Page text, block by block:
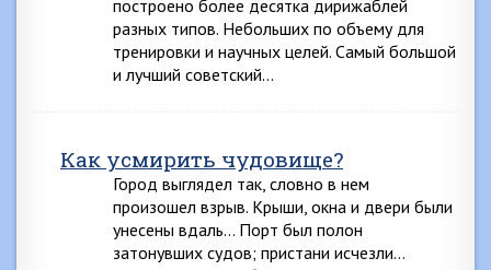
построено более десятка дирижаблей
разных типов. Небольших по объему для
тренировки и научных целей. Самый большой
и лучший советский…
Как усмирить чудовище?
Город выглядел так, словно в нем
произошел взрыв. Крыши, окна и двери были
унесены вдаль… Порт был полон
затонувших судов; пристани исчезли…